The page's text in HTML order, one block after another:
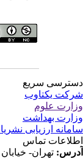
سریع
یکتاوب
علوم
بهداشت
ارزیابی
تماس
تهران- خیابان